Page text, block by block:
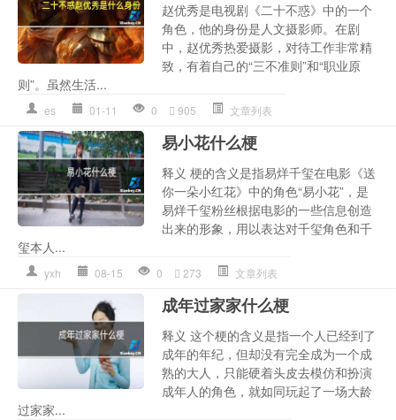
赵优秀是电视剧《二十不惑》中的一个
角色，他的身份是人文摄影师。在剧
中，赵优秀热爱摄影，对待工作非常精
致，有着自己的“三不准则”和“职业原
则”。虽然生活...
es 01-11 0 905 文章列表
易小花什么梗
释义 梗的含义是指易烊千玺在电影《送
你一朵小红花》中的角色“易小花”，是
易烊千玺粉丝根据电影的一些信息创造
出来的形象，用以表达对千玺角色和千
玺本人...
yxh 08-15 0 273 文章列表
成年过家家什么梗
释义 这个梗的含义是指一个人已经到了
成年的年纪，但却没有完全成为一个成
熟的大人，只能硬着头皮去模仿和扮演
成年人的角色，就如同玩起了一场大龄
过家家...